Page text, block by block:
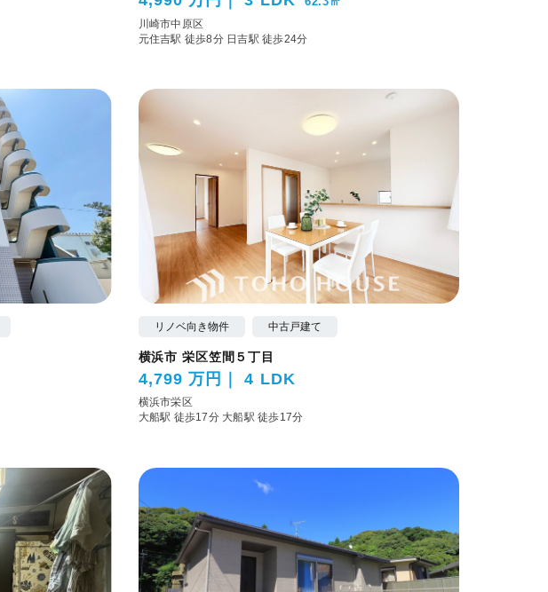
川崎市中原区
元住吉駅 徒歩8分 日吉駅 徒歩24分
リノベ向き物件 中古戸建て
横浜市 栄区笠間５丁目
4,799 万円 4 LDK
横浜市栄区
大船駅 徒歩17分 大船駅 徒歩17分